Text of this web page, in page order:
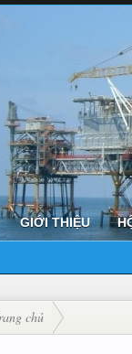
GIỚI THIỆU
chủ